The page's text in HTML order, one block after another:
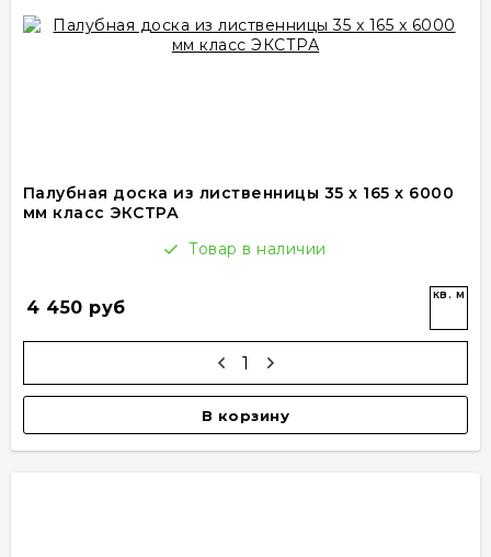
Палубная доска из лиственницы 35 x 165 x 6000
мм класс ЭКСТРА
Товар в наличии
4 450 руб
кв. м
В корзину